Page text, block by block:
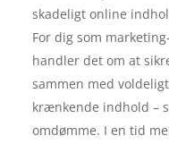
skadeligt online
For dig som
handler det om at
sammen med
krænkende indhold –
omdømme. I en tid